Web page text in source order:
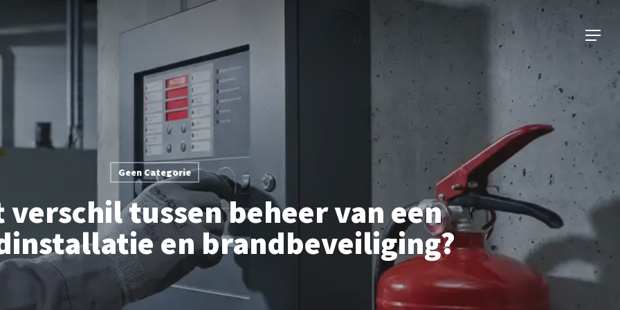
Menu
Geen Categorie
verschil tussen beheer van een
en brandbeveiliging?